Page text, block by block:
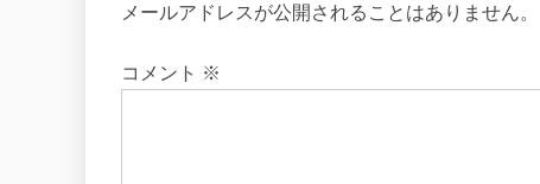
メールアドレスが公開されることはありません。
コメント ※